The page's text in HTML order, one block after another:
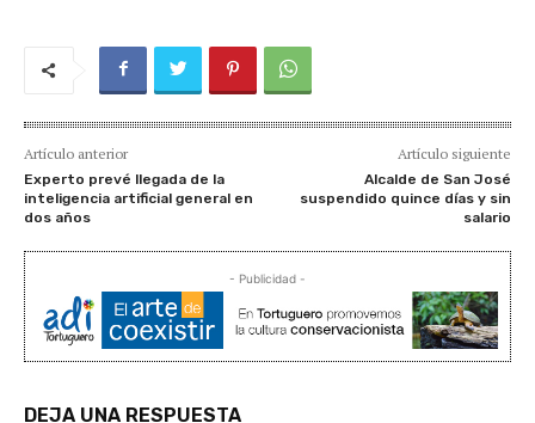
Artículo anterior
Experto prevé llegada de la
inteligencia artificial general en
dos años
Artículo siguiente
Alcalde de San José
suspendido quince días y sin
salario
- Publicidad -
DEJA UNA RESPUESTA